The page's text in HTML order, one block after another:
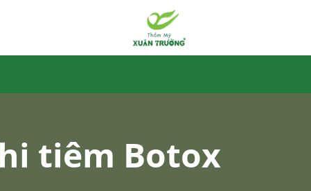
tiêm Botox